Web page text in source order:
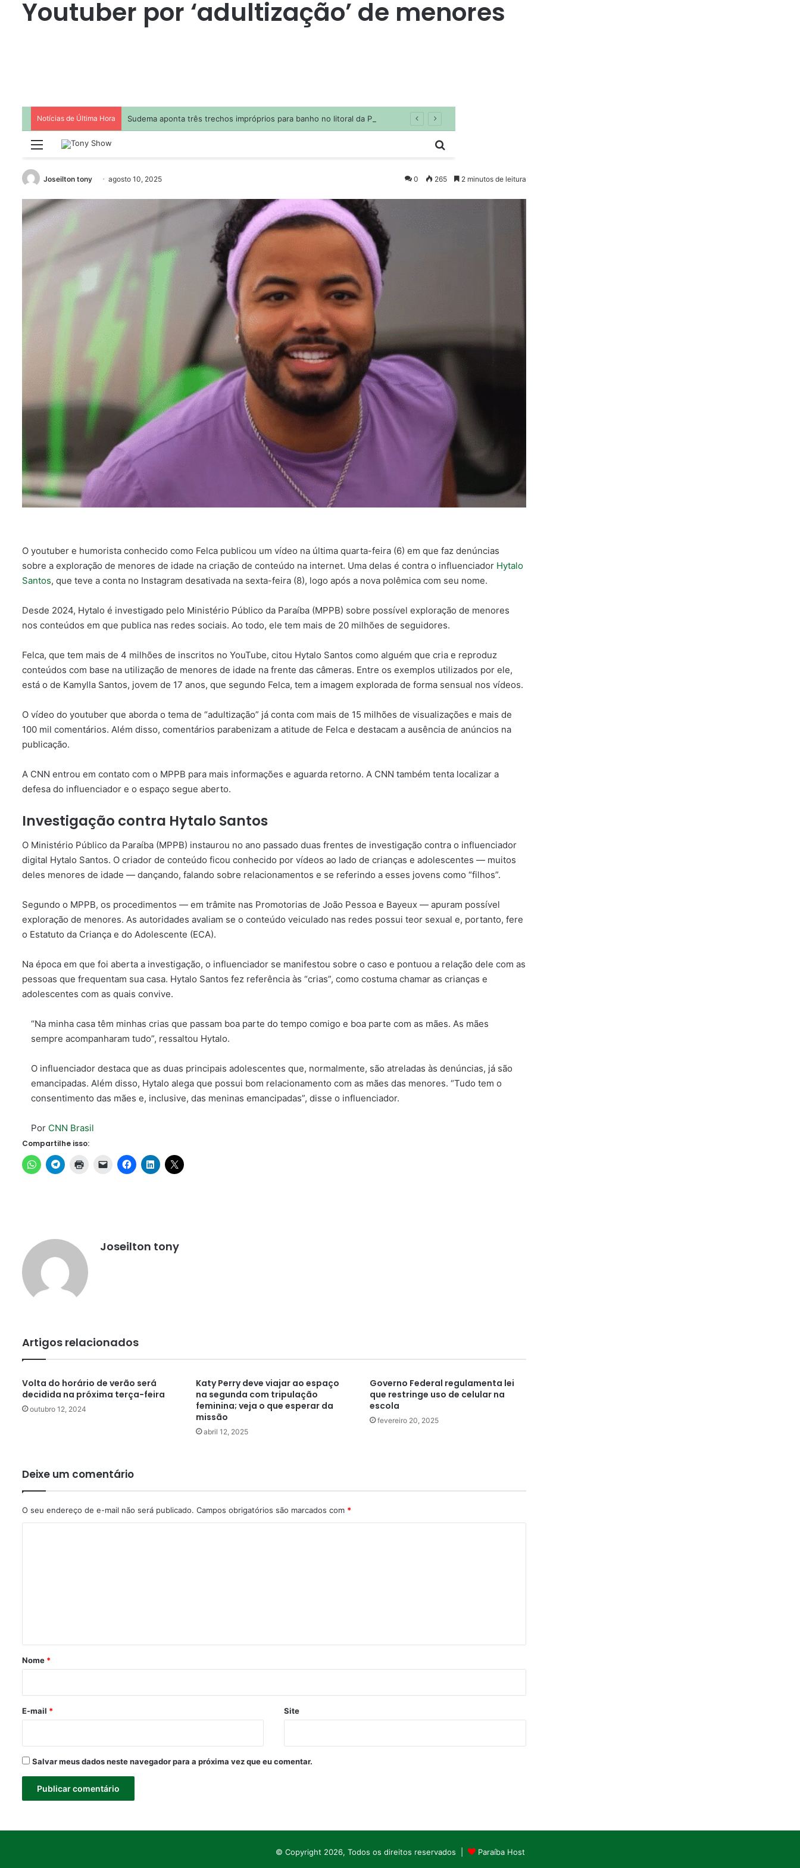
Youtuber por ‘adultização’ de menores
Joseilton tony agosto 10, 2025 0 265 2 minutos de leitura
O youtuber e humorista conhecido como Felca publicou um vídeo na última quarta-feira (6) em que faz denúncias
sobre a exploração de menores de idade na criação de conteúdo na internet. Uma delas é contra o influenciador Hytalo
Santos, que teve a conta no Instagram desativada na sexta-feira (8), logo após a nova polêmica com seu nome.
Desde 2024, Hytalo é investigado pelo Ministério Público da Paraíba (MPPB) sobre possível exploração de menores
nos conteúdos em que publica nas redes sociais. Ao todo, ele tem mais de 20 milhões de seguidores.
Felca, que tem mais de 4 milhões de inscritos no YouTube, citou Hytalo Santos como alguém que cria e reproduz
conteúdos com base na utilização de menores de idade na frente das câmeras. Entre os exemplos utilizados por ele,
está o de Kamylla Santos, jovem de 17 anos, que segundo Felca, tem a imagem explorada de forma sensual nos vídeos.
O vídeo do youtuber que aborda o tema de “adultização” já conta com mais de 15 milhões de visualizações e mais de
100 mil comentários. Além disso, comentários parabenizam a atitude de Felca e destacam a ausência de anúncios na
publicação.
A CNN entrou em contato com o MPPB para mais informações e aguarda retorno. A CNN também tenta localizar a
defesa do influenciador e o espaço segue aberto.
Investigação contra Hytalo Santos
O Ministério Público da Paraíba (MPPB) instaurou no ano passado duas frentes de investigação contra o influenciador
digital Hytalo Santos. O criador de conteúdo ficou conhecido por vídeos ao lado de crianças e adolescentes — muitos
deles menores de idade — dançando, falando sobre relacionamentos e se referindo a esses jovens como “filhos”.
Segundo o MPPB, os procedimentos — em trâmite nas Promotorias de João Pessoa e Bayeux — apuram possível
exploração de menores. As autoridades avaliam se o conteúdo veiculado nas redes possui teor sexual e, portanto, fere
o Estatuto da Criança e do Adolescente (ECA).
Na época em que foi aberta a investigação, o influenciador se manifestou sobre o caso e pontuou a relação dele com as
pessoas que frequentam sua casa. Hytalo Santos fez referência às “crias”, como costuma chamar as crianças e
adolescentes com as quais convive.
“Na minha casa têm minhas crias que passam boa parte do tempo comigo e boa parte com as mães. As mães
sempre acompanharam tudo”, ressaltou Hytalo.
O influenciador destaca que as duas principais adolescentes que, normalmente, são atreladas às denúncias, já são
emancipadas. Além disso, Hytalo alega que possui bom relacionamento com as mães das menores. “Tudo tem o
consentimento das mães e, inclusive, das meninas emancipadas”, disse o influenciador.
Por CNN Brasil
Compartilhe isso:
Joseilton tony
Artigos relacionados
Volta do horário de verão será
decidida na próxima terça-feira
outubro 12, 2024
Katy Perry deve viajar ao espaço
na segunda com tripulação
feminina; veja o que esperar da
missão
abril 12, 2025
Governo Federal regulamenta lei
que restringe uso de celular na
escola
fevereiro 20, 2025
Deixe um comentário
O seu endereço de e-mail não será publicado. Campos obrigatórios são marcados com *
r
*
Nome *
E-mail * Site
Salvar meus dados neste navegador para a próxima vez que eu comentar.
© Copyright 2026, Todos os direitos reservados | Paraíba Host